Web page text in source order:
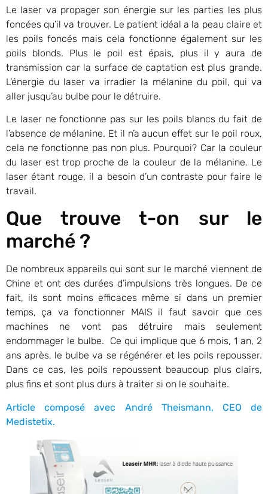
Le laser va propager son énergie sur les parties les plus
foncées qu’il va trouver. Le patient idéal a la peau claire et
les poils foncés mais cela fonctionne également sur les
poils blonds. Plus le poil est épais, plus il y aura de
transmission car la surface de captation est plus grande.
L’énergie du laser va irradier la mélanine du poil, qui va
aller jusqu’au bulbe pour le détruire.
Le laser ne fonctionne pas sur les poils blancs du fait de
l’absence de mélanine. Et il n’a aucun effet sur le poil roux,
cela ne fonctionne pas non plus. Pourquoi? Car la couleur
du laser est trop proche de la couleur de la mélanine. Le
laser étant rouge, il a besoin d’un contraste pour faire le
travail.
Que trouve t-on sur le
marché ?
De nombreux appareils qui sont sur le marché viennent de
Chine et ont des durées d’impulsions très longues. De ce
fait, ils sont moins efficaces même si dans un premier
temps, ça va fonctionner MAIS il faut savoir que ces
machines ne vont pas détruire mais seulement
endommager le bulbe. Ce qui implique que 6 mois, 1 an, 2
ans après, le bulbe va se régénérer et les poils repousser.
Dans ce cas, les poils repoussent beaucoup plus clairs,
plus fins et sont plus durs à traiter si on le souhaite.
Article composé avec André Theismann, CEO de
Medistetix.